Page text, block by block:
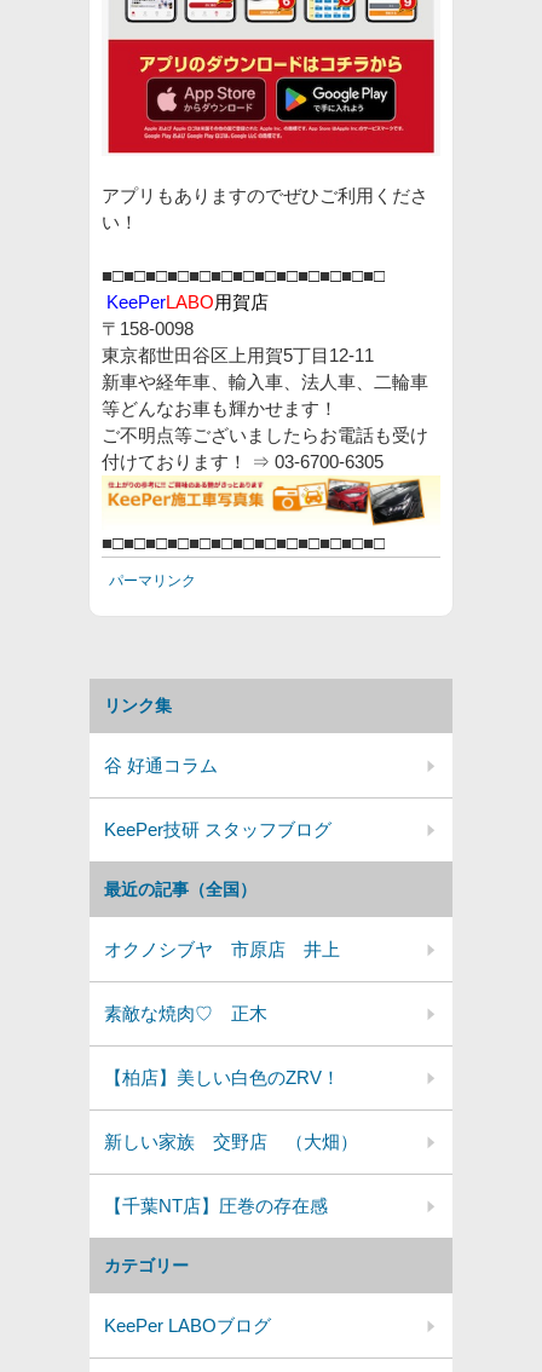
アプリもありますのでぜひご利用くださ
い！
■□■□■□■□■□■□■□■□■□■□■□■□■□
KeePerLABO用賀店
〒158-0098
東京都世田谷区上用賀5丁目12-11
新車や経年車、輸入車、法人車、二輪車
等どんなお車も輝かせます！
ご不明点等ございましたらお電話も受け
付けております！ ⇒ 03-6700-6305
■□■□■□■□■□■□■□■□■□■□■□■□■□
パーマリンク
カテゴリー
KeePer LABOブログ
最近の記事（全国）
オクノシブヤ 市原店 井上
素敵な焼肉♡ 正木
【柏店】美しい白色のZRV！
新しい家族 交野店 （大畑）
【千葉NT店】圧巻の存在感
リンク集
谷 好通コラム
KeePer技研 スタッフブログ